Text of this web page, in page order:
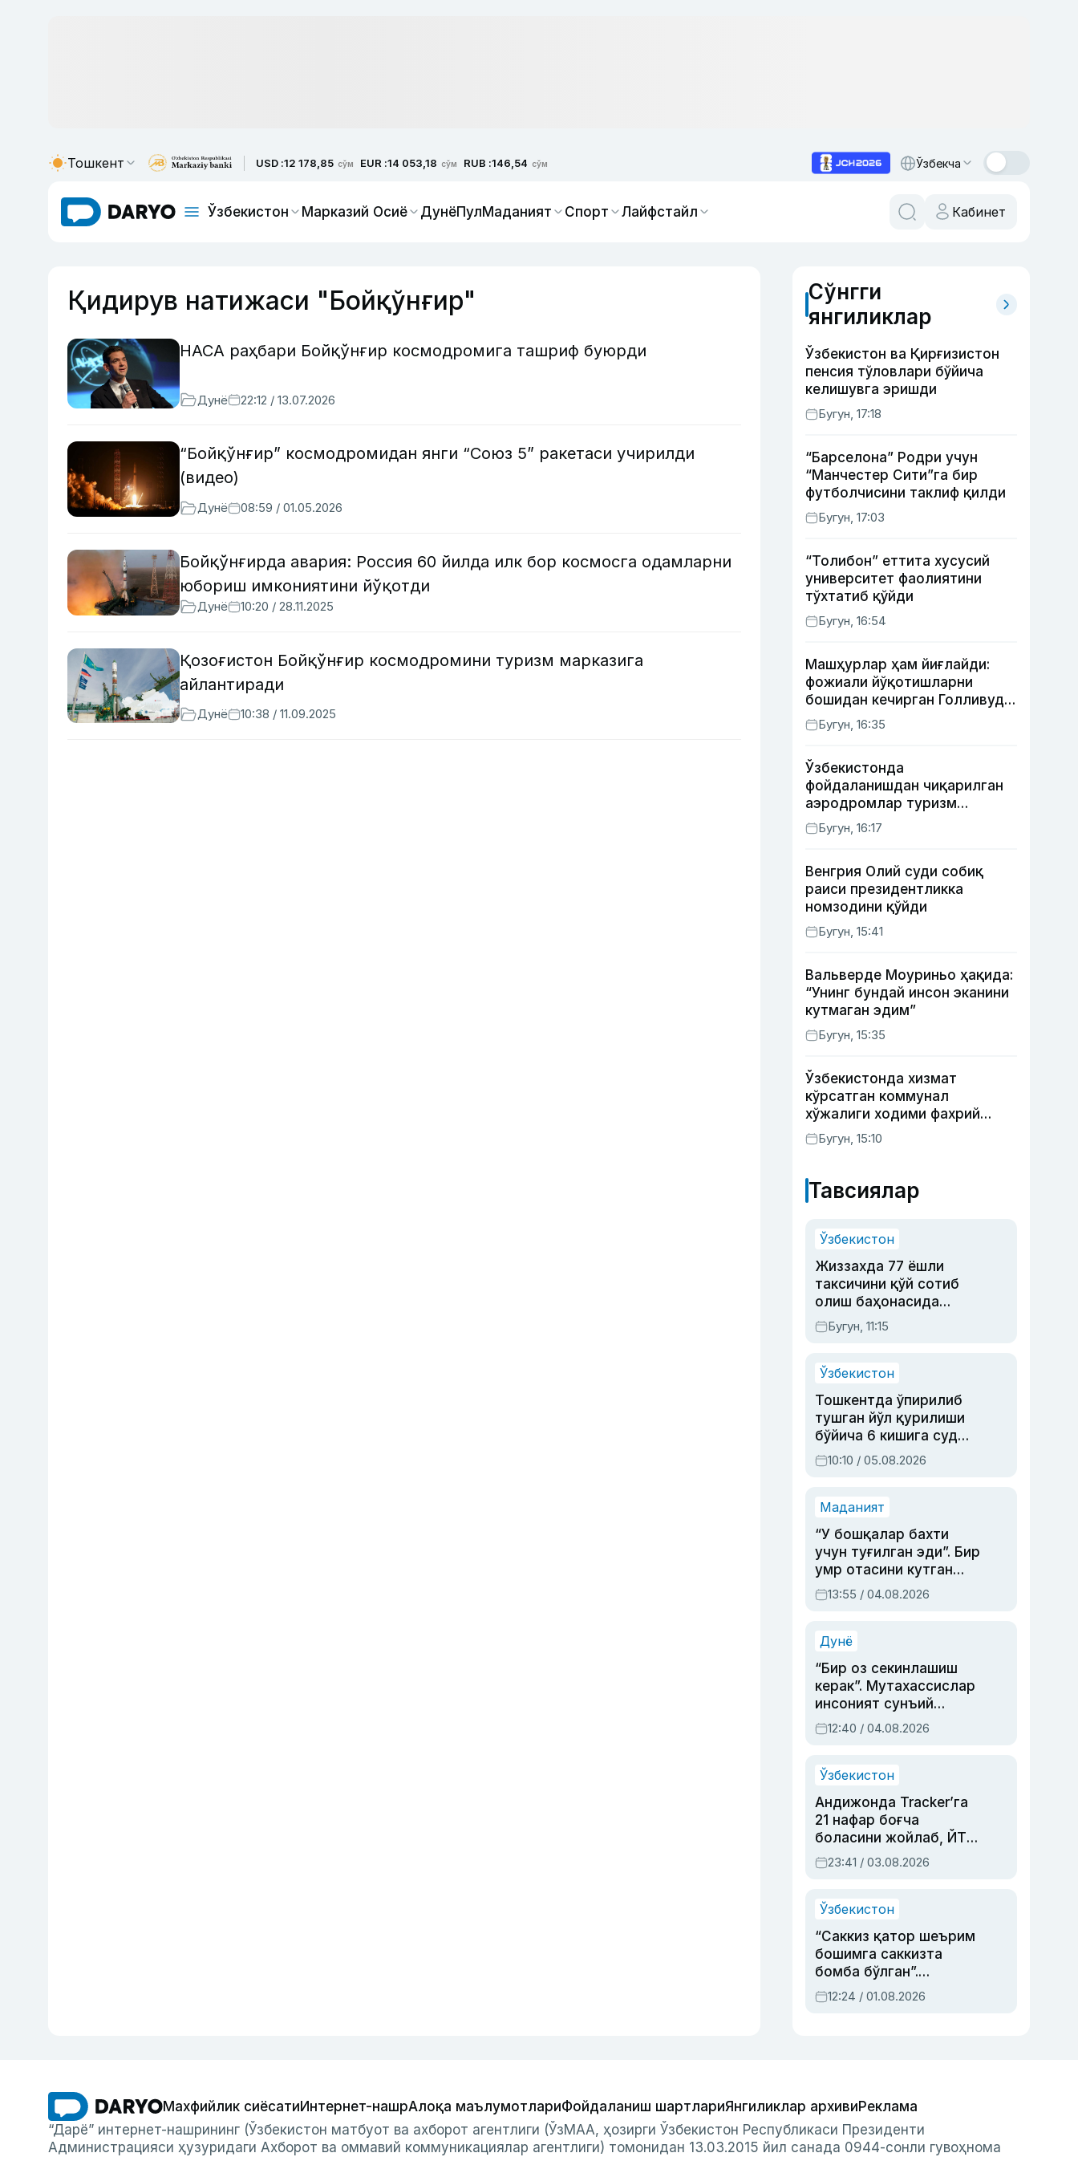
Тошкент USD :12 178,85 сўм EUR :14 053,18 сўм RUB :146,54 сўм Ўзбекча
Ўзбекистон Марказий Осиё ДунёПулМаданият Спорт Лайфстайл Кабинет
Қидирув натижаси "Бойқўнғир"
НАСА раҳбари Бойқўнғир космодромига ташриф буюрди
Дунё 22:12 / 13.07.2026
“Бойқўнғир” космодромидан янги “Союз 5” ракетаси учирилди
(видео)
Дунё 08:59 / 01.05.2026
Бойқўнғирда авария: Россия 60 йилда илк бор космосга одамларни
юбориш имкониятини йўқотди
Дунё 10:20 / 28.11.2025
Қозоғистон Бойқўнғир космодромини туризм марказига
айлантиради
Дунё 10:38 / 11.09.2025
Сўнгги
янгиликлар
Ўзбекистон ва Қирғизистон
пенсия тўловлари бўйича
келишувга эришди
Бугун, 17:18
“Барселона” Родри учун
“Манчестер Сити”га бир
футболчисини таклиф қилди
Бугун, 17:03
“Толибон” еттита хусусий
университет фаолиятини
тўхтатиб қўйди
Бугун, 16:54
Машҳурлар ҳам йиғлайди:
фожиали йўқотишларни
бошидан кечирган Голливуд
юлдузлари
Бугун, 16:35
Ўзбекистонда
фойдаланишдан чиқарилган
аэродромлар туризм
мақсадида ижарага
берилиши мумкин
Бугун, 16:17
Венгрия Олий суди собиқ
раиси президентликка
номзодини қўйди
Бугун, 15:41
Вальверде Моуриньо ҳақида:
“Унинг бундай инсон эканини
кутмаган эдим”
Бугун, 15:35
Ўзбекистонда хизмат
кўрсатган коммунал
хўжалиги ходими фахрий
унвони таъсис этилиши
мумкин
Бугун, 15:10
Тавсиялар
Ўзбекистон
Жиззахда 77 ёшли
таксичини қўй сотиб
олиш баҳонасида
яйловга олиб бориб
ўлдирган йигит 20
Бугун, 11:15
Ўзбекистон
Тошкентда ўпирилиб
тушган йўл қурилиши
бўйича 6 кишига суд
ҳукми ўқилди
10:10 / 05.08.2026
Маданият
“У бошқалар бахти
учун туғилган эди”. Бир
умр отасини кутган
актриса ва дубльяж
устаси Римма
синовларга тўла ҳаёти
13:55 / 04.08.2026
Дунё
“Бир оз секинлашиш
керак”. Мутахассислар
инсоният сунъий
интеллектни бошқара
олмай қолишидан
12:40 / 04.08.2026
Ўзбекистон
Андижонда Tracker’га
21 нафар боғча
боласини жойлаб, ЙТҲ
содир этган аёлга суд
ҳукми ўқилди
23:41 / 03.08.2026
Ўзбекистон
“Саккиз қатор шеърим
бошимга саккизта
бомба бўлган”.
Абдулла Ориповни
сиёсий айбловлардан
12:24 / 01.08.2026
Махфийлик сиёсатиИнтернет-нашрАлоқа маълумотлариФойдаланиш шартлариЯнгиликлар архивиРеклама
“Дарё” интернет-нашрининг (Ўзбекистон матбуот ва ахборот агентлиги (ЎзМАА, ҳозирги Ўзбекистон Республикаси Президенти
Администрацияси ҳузуридаги Ахборот ва оммавий коммуникациялар агентлиги) томонидан 13.03.2015 йил санада 0944-сонли гувоҳнома